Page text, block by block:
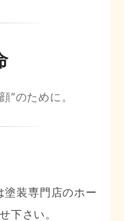
”のために。
塗装専門店のホー
下さい。